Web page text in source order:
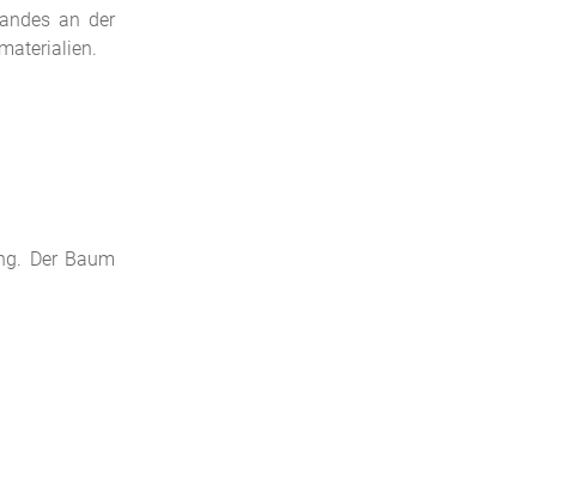
an der
Der Baum